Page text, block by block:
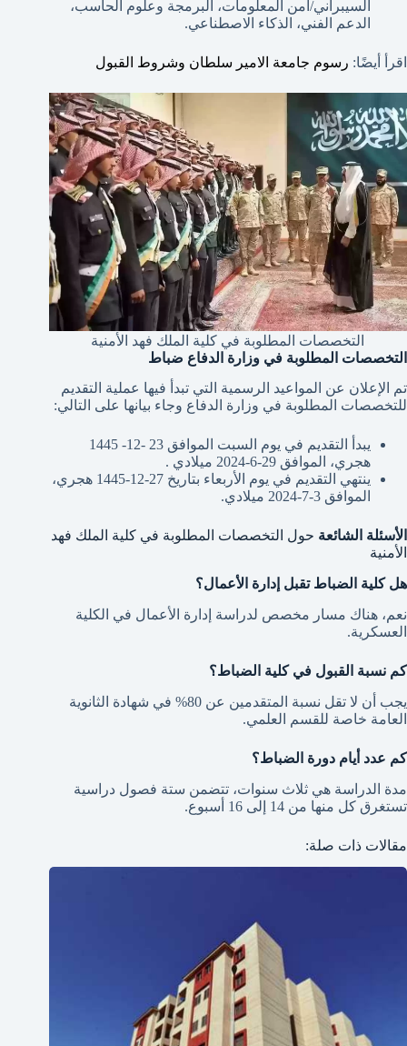
السيبراني/أمن المعلومات، البرمجة وعلوم الحاسب،
الدعم الفني، الذكاء الاصطناعي.
اقرأ أيضًا: رسوم جامعة الامير سلطان وشروط القبول
التخصصات المطلوبة في كلية الملك فهد الأمنية
التخصصات المطلوبة في وزارة الدفاع ضباط
تم الإعلان عن المواعيد الرسمية التي تبدأ فيها عملية التقديم
للتخصصات المطلوبة في وزارة الدفاع وجاء بيانها على التالي:
يبدأ التقديم في يوم السبت الموافق 23 -12- 1445
هجري، الموافق 29-6-2024 ميلادي .
ينتهي التقديم في يوم الأربعاء بتاريخ 27-12-1445 هجري،
الموافق 3-7-2024 ميلادي.
الأسئلة الشائعة حول التخصصات المطلوبة في كلية الملك فهد
الأمنية
هل كلية الضباط تقبل إدارة الأعمال؟
نعم، هناك مسار مخصص لدراسة إدارة الأعمال في الكلية
العسكرية.
كم نسبة القبول في كلية الضباط؟
يجب أن لا تقل نسبة المتقدمين عن 80% في شهادة الثانوية
العامة خاصة للقسم العلمي.
كم عدد أيام دورة الضباط؟
مدة الدراسة هي ثلاث سنوات، تتضمن ستة فصول دراسية
تستغرق كل منها من 14 إلى 16 أسبوع.
مقالات ذات صلة: